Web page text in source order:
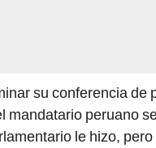
su conferencia de
mandatario peruano
le hizo,